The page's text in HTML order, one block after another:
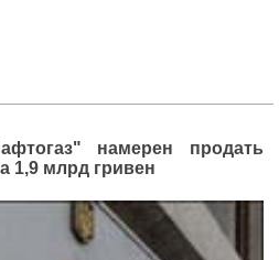
намерен продать
1,9 млрд гривен